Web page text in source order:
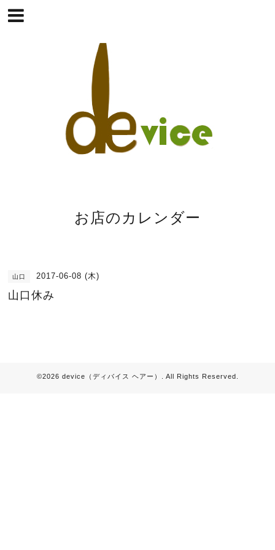
お店のカレンダー
山口 2017-06-08 (木)
山口休み
©2026 device（ディバイス ヘアー） . All Rights Reserved.